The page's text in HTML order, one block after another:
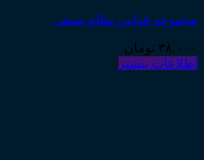
مجموعه قوانین نظام صنفی
۳۸,۰۰۰ تومان
اطلاعات بیشتر